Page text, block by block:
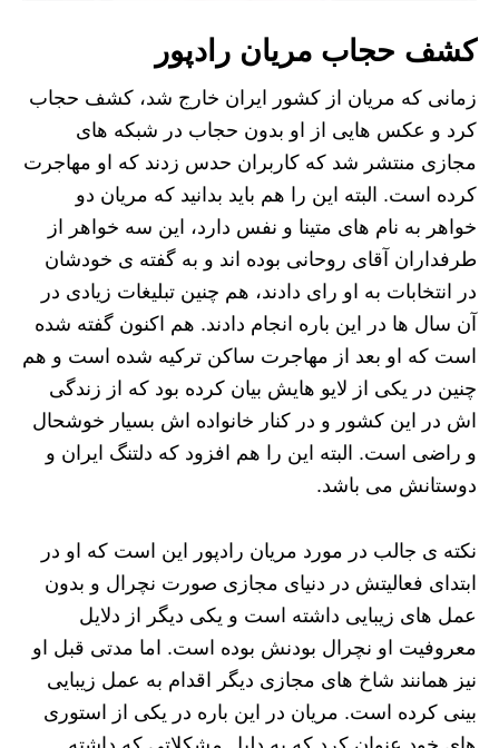
کشف حجاب مریان رادپور
زمانی که مریان از کشور ایران خارج شد، کشف حجاب
کرد و عکس هایی از او بدون حجاب در شبکه های
مجازی منتشر شد که کاربران حدس زدند که او مهاجرت
کرده است. البته این را هم باید بدانید که مریان دو
خواهر به نام های متینا و نفس دارد، این سه خواهر از
طرفداران آقای روحانی بوده اند و به گفته ی خودشان
در انتخابات به او رای دادند، هم چنین تبلیغات زیادی در
آن سال ها در این باره انجام دادند. هم اکنون گفته شده
است که او بعد از مهاجرت ساکن ترکیه شده است و هم
چنین در یکی از لایو هایش بیان کرده بود که از زندگی
اش در این کشور و در کنار خانواده اش بسیار خوشحال
و راضی است. البته این را هم افزود که دلتنگ ایران و
دوستانش می باشد.
نکته ی جالب در مورد مریان رادپور این است که او در
ابتدای فعالیتش در دنیای مجازی صورت نچرال و بدون
عمل های زیبایی داشته است و یکی دیگر از دلایل
معروفیت او نچرال بودنش بوده است. اما مدتی قبل او
نیز همانند شاخ های مجازی دیگر اقدام به عمل زیبایی
بینی کرده است. مریان در این باره در یکی از استوری